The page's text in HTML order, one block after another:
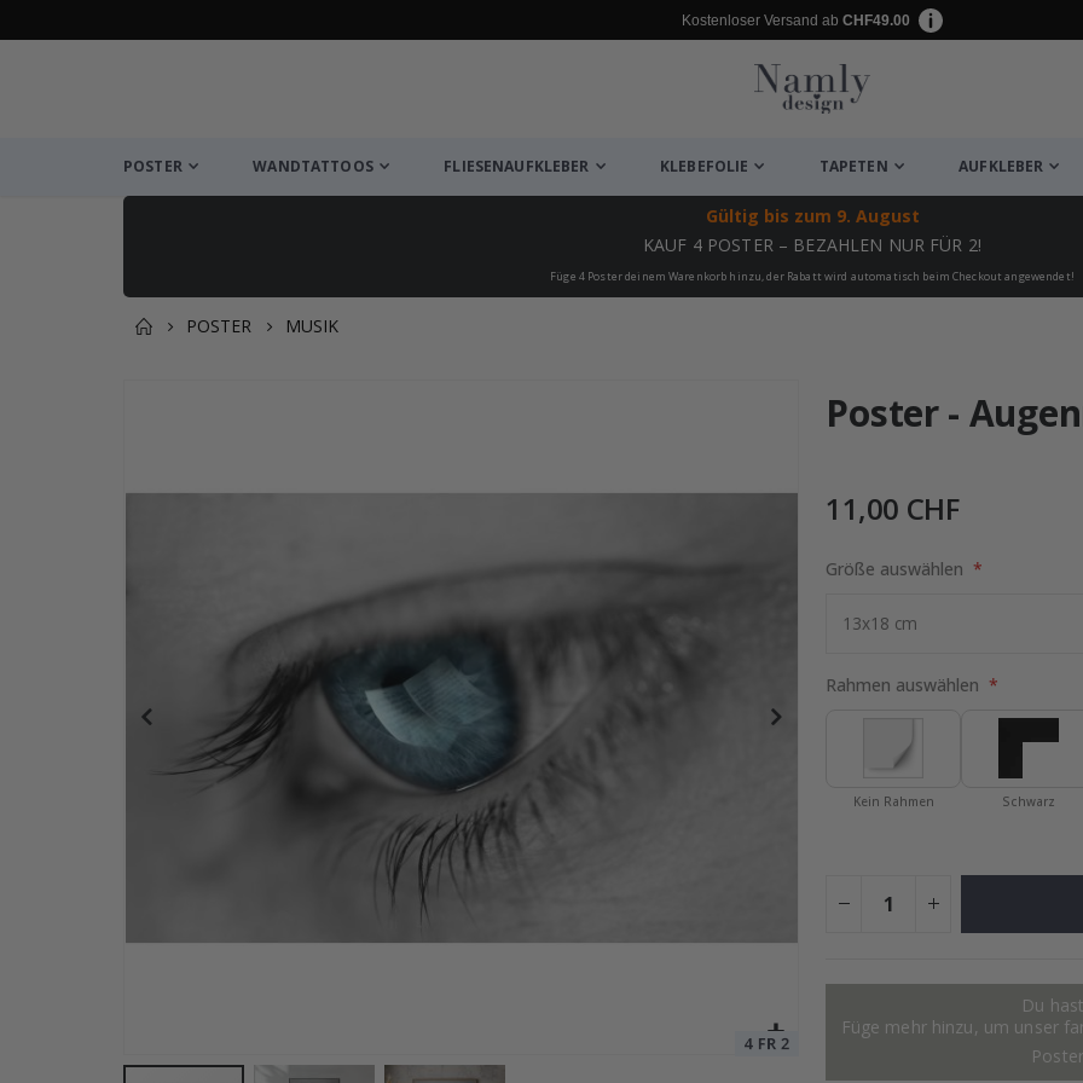
Kostenloser Versand ab CHF49.00
POSTER WANDTATTOOS FLIESENAUFKLEBER KLEBEFOLIE TAPETEN AUFKLEBER
Gültig bis zum 9. August
KAUF 4 POSTER – BEZAHLEN NUR FÜR 2!
Füge 4 Poster deinem Warenkorb hinzu, der Rabatt wird automatisch beim Checkout angewendet!
POSTER MUSIK
Wandaufkleber - Tropische grüne Blätter und Schmetterlinge
Poster -
11,00 CHF
Größe auswählen
Rahmen auswählen
Kein Rahmen Schwarz
Du
Füge mehr hinzu, um unser